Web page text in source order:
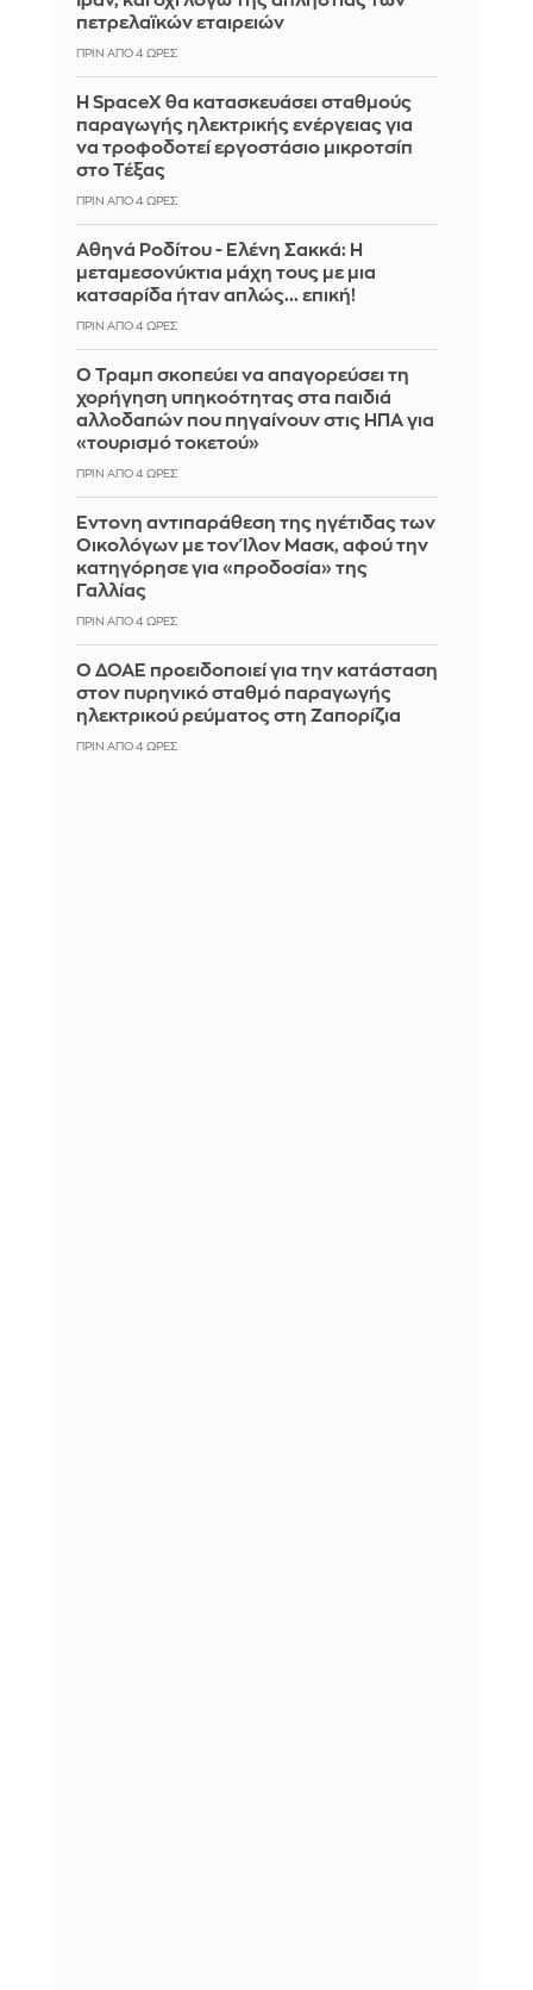
πετρελαϊκών εταιρειών
ΠΡΙΝ ΑΠΌ 4 ΏΡΕΣ
Η SpaceX θα κατασκευάσει σταθμούς
παραγωγής ηλεκτρικής ενέργειας για
να τροφοδοτεί εργοστάσιο μικροτσίπ
στο Τέξας
ΠΡΙΝ ΑΠΌ 4 ΏΡΕΣ
Αθηνά Ροδίτου - Ελένη Σακκά: Η
μεταμεσονύκτια μάχη τους με μια
κατσαρίδα ήταν απλώς... επική!
ΠΡΙΝ ΑΠΌ 4 ΏΡΕΣ
Ο Τραμπ σκοπεύει να απαγορεύσει τη
χορήγηση υπηκοότητας στα παιδιά
αλλοδαπών που πηγαίνουν στις ΗΠΑ για
«τουρισμό τοκετού»
ΠΡΙΝ ΑΠΌ 4 ΏΡΕΣ
Έντονη αντιπαράθεση της ηγέτιδας των
Οικολόγων με τον Ίλον Μασκ, αφού την
κατηγόρησε για «προδοσία» της
Γαλλίας
ΠΡΙΝ ΑΠΌ 4 ΏΡΕΣ
Ο ΔΟΑΕ προειδοποιεί για την κατάσταση
στον πυρηνικό σταθμό παραγωγής
ηλεκτρικού ρεύματος στη Ζαπορίζια
ΠΡΙΝ ΑΠΌ 4 ΏΡΕΣ